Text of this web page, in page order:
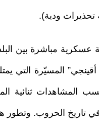
تحذيرات ودية).
عسكرية مباشرة بين
المسيّرة التي
المشاهدات
تاريخ الحروب. وتطور